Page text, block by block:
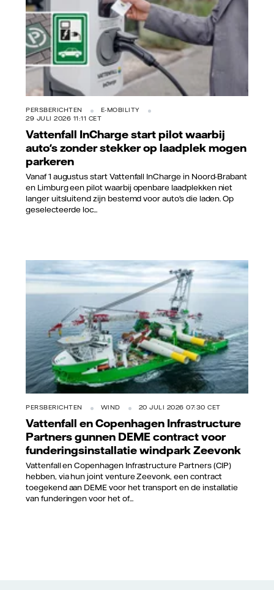
PERSBERICHTEN
E-MOBILITY
29 JULI 2026 11:11 CET
Vattenfall InCharge start pilot waarbij
auto's zonder stekker op laadplek mogen
parkeren
Vanaf 1 augustus start Vattenfall InCharge in Noord-Brabant
en Limburg een pilot waarbij openbare laadplekken niet
langer uitsluitend zijn bestemd voor auto's die laden. Op
geselecteerde loc...
PERSBERICHTEN WIND 20 JULI 2026 07:30 CET
Vattenfall en Copenhagen Infrastructure
Partners gunnen DEME contract voor
funderingsinstallatie windpark Zeevonk
Vattenfall en Copenhagen Infrastructure Partners (CIP)
hebben, via hun joint venture Zeevonk, een contract
toegekend aan DEME voor het transport en de installatie
van funderingen voor het of...